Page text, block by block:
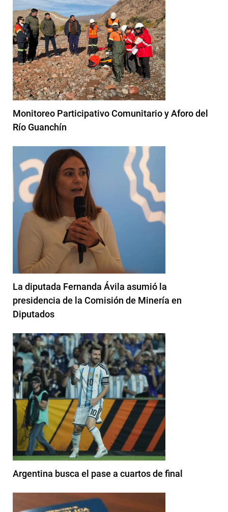
Monitoreo Participativo Comunitario y Aforo del
Río Guanchín
La diputada Fernanda Ávila asumió la
presidencia de la Comisión de Minería en
Diputados
Argentina busca el pase a cuartos de final